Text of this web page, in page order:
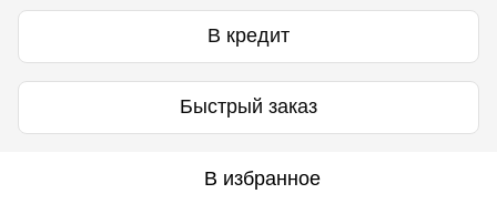
В кредит
Быстрый заказ
В избранное